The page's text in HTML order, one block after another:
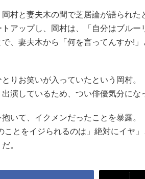
村と妻夫木の間で芝居論が語られた
アップし、岡村は、「自分はブルー
、妻夫木から「何を言ってんすか!
りお笑いが入っていたという岡村。
演しているため、つい俳優気分にな
いて、イクメンだったことを暴露。
ことをイジられるのは」絶対にイヤ
。